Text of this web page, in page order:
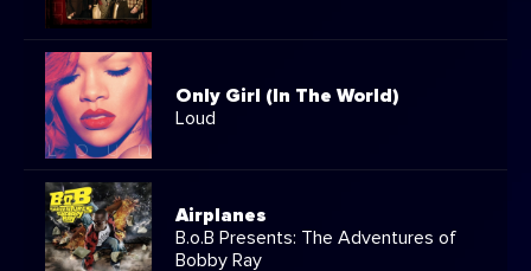
Only Girl (In The World)
Loud
Airplanes
B.o.B Presents: The Adventures of
Bobby Ray